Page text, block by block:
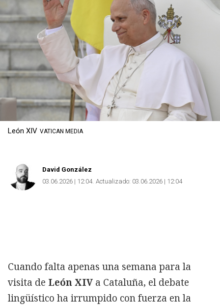
León XIV VATICAN MEDIA
David González
03.06.2026 | 12:04 Actualizado: 03.06.2026 | 12:04
Cuando falta apenas una semana para la
visita de León XIV a Cataluña, el debate
lingüístico ha irrumpido con fuerza en la